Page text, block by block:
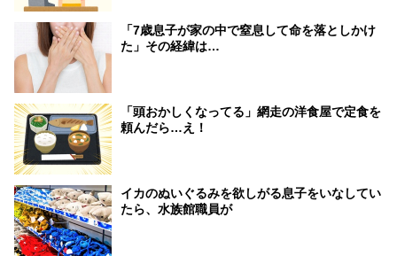
「7歳息子が家の中で窒息して命を落としかけ
た」その経緯は…
「頭おかしくなってる」網走の洋食屋で定食を
頼んだら…え！
イカのぬいぐるみを欲しがる息子をいなしてい
たら、水族館職員が